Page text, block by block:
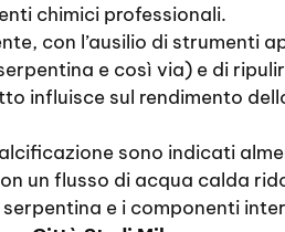
chimici professionali.
con l’ausilio di
e così via) e di
influisce sul rendimento
sono indicati
un flusso di acqua calda
e i componenti